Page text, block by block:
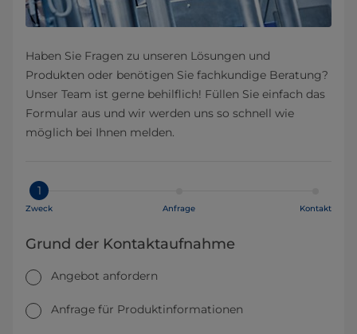
Haben Sie Fragen zu unseren Lösungen und
Produkten oder benötigen Sie fachkundige Beratung?
Unser Team ist gerne behilflich! Füllen Sie einfach das
Formular aus und wir werden uns so schnell wie
möglich bei Ihnen melden.
1
Zweck Anfrage Kontakt
Grund der Kontaktaufnahme
Angebot anfordern
Anfrage für Produktinformationen